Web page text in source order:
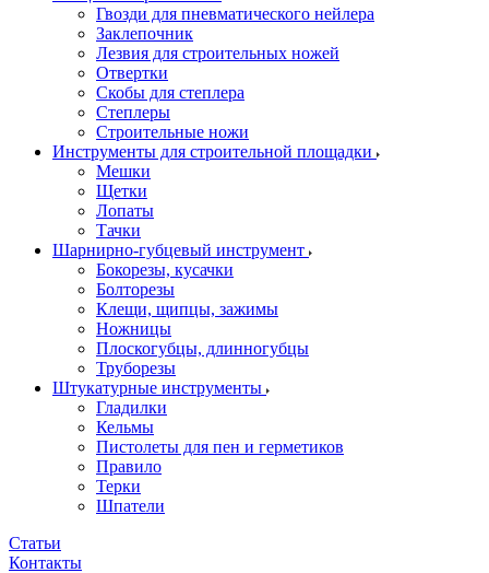
Гвозди для пневматического нейлера
Заклепочник
Лезвия для строительных ножей
Отвертки
Скобы для степлера
Степлеры
Строительные ножи
Инструменты для строительной площадки
Мешки
Щетки
Лопаты
Тачки
Шарнирно-губцевый инструмент
Бокорезы, кусачки
Болторезы
Клещи, щипцы, зажимы
Ножницы
Плоскогубцы, длинногубцы
Труборезы
Штукатурные инструменты
Гладилки
Кельмы
Пистолеты для пен и герметиков
Правило
Терки
Шпатели
Статьи
Контакты